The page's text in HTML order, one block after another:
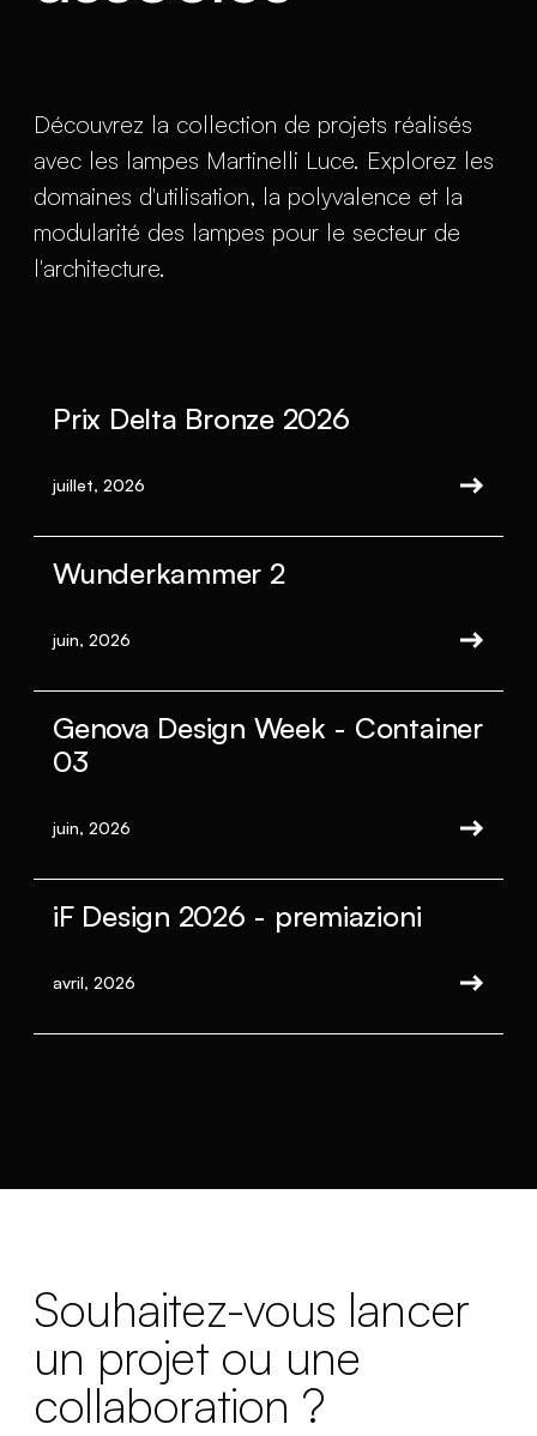
Découvrez la collection de projets réalisés
avec les lampes Martinelli Luce. Explorez les
domaines d'utilisation, la polyvalence et la
modularité des lampes pour le secteur de
l'architecture.
Prix Delta Bronze 2026
juillet, 2026
Wunderkammer 2
juin, 2026
Genova Design Week - Container
03
juin, 2026
iF Design 2026 - premiazioni
avril, 2026
Souhaitez-vous lancer
un projet ou une
collaboration ?